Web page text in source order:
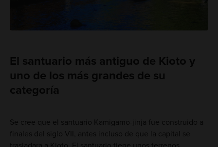
El santuario más antiguo de Kioto y
uno de los más grandes de su
categoría
Se cree que el santuario Kamigamo-jinja fue construido a
finales del siglo VII, antes incluso de que la capital se